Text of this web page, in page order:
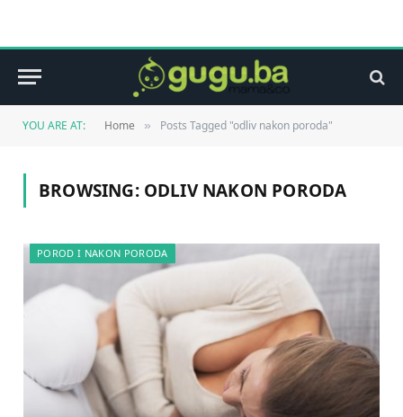
YOU ARE AT: Home » Posts Tagged "odliv nakon poroda"
BROWSING: ODLIV NAKON PORODA
POROD I NAKON PORODA